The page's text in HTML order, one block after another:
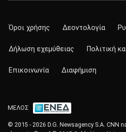
Όροι χρήσης Δεοντολογία
Δήλωση εχεμύθειας Πολιτική
Επικοινωνία Διαφήμιση
ΜΕΛΟΣ
© 2015 - 2026 D.G. Newsagency S.A. CNN